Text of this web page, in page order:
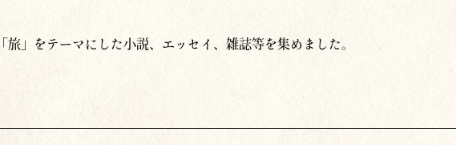
「旅」をテーマにした小説、エッセイ、雑誌等を集めました。